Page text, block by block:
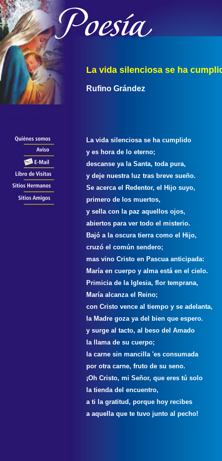
La vida silenciosa se ha
Rufino Grández
La vida silenciosa se ha cumplido
y es hora de lo eterno;
descanse ya la Santa, toda pura,
y deje nuestra luz tras breve sueño.
Se acerca el Redentor, el Hijo suyo,
primero de los muertos,
y sella con la paz aquellos ojos,
abiertos para ver todo el misterio.
Bajó a la oscura tierra como el Hijo,
cruzó el común sendero;
mas vino Cristo en Pascua anticipada:
María en cuerpo y alma está en el cielo.
Primicia de la Iglesia, flor temprana,
María alcanza el Reino;
con Cristo vence al tiempo y se adelanta,
la Madre goza ya del bien que espero.
y surge al tacto, al beso del Amado
la llama de su cuerpo;
la carne sin mancilla 'es consumada
por otra carne, fruto de su seno.
¡Oh Cristo, mi Señor, que eres tú solo
la tienda del encuentro,
a ti la gratitud, porque hoy recibes
a aquella que te tuvo junto al pecho!